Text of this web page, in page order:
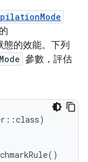
態的效能。下列
參數，評估
::class)
()